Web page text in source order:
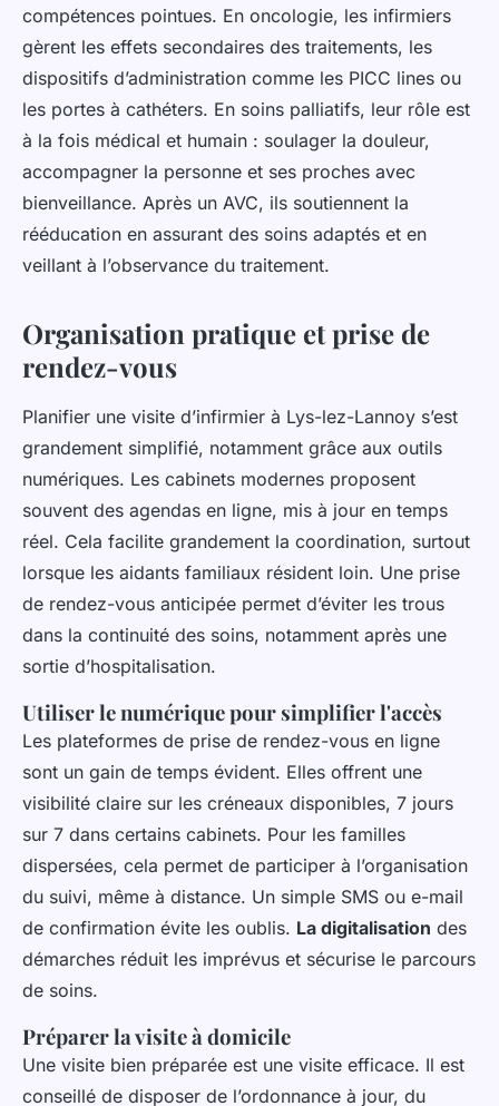
compétences pointues. En oncologie, les infirmiers
gèrent les effets secondaires des traitements, les
dispositifs d’administration comme les PICC lines ou
les portes à cathéters. En soins palliatifs, leur rôle est
à la fois médical et humain : soulager la douleur,
accompagner la personne et ses proches avec
bienveillance. Après un AVC, ils soutiennent la
rééducation en assurant des soins adaptés et en
veillant à l’observance du traitement.
Organisation pratique et prise de
rendez-vous
Planifier une visite d’infirmier à Lys-lez-Lannoy s’est
grandement simplifié, notamment grâce aux outils
numériques. Les cabinets modernes proposent
souvent des agendas en ligne, mis à jour en temps
réel. Cela facilite grandement la coordination, surtout
lorsque les aidants familiaux résident loin. Une prise
de rendez-vous anticipée permet d’éviter les trous
dans la continuité des soins, notamment après une
sortie d’hospitalisation.
Utiliser le numérique pour simplifier l'accès
Les plateformes de prise de rendez-vous en ligne
sont un gain de temps évident. Elles offrent une
visibilité claire sur les créneaux disponibles, 7 jours
sur 7 dans certains cabinets. Pour les familles
dispersées, cela permet de participer à l’organisation
du suivi, même à distance. Un simple SMS ou e-mail
de confirmation évite les oublis. La digitalisation des
démarches réduit les imprévus et sécurise le parcours
de soins.
Préparer la visite à domicile
Une visite bien préparée est une visite efficace. Il est
conseillé de disposer de l’ordonnance à jour, du